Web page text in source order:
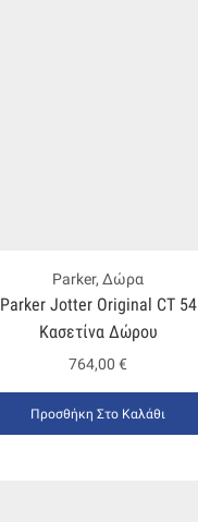
Parker,Δώρα
Parker Jotter Original CT 54
Κασετίνα Δώρου
764,00€
Προσθήκη Στο Καλάθι